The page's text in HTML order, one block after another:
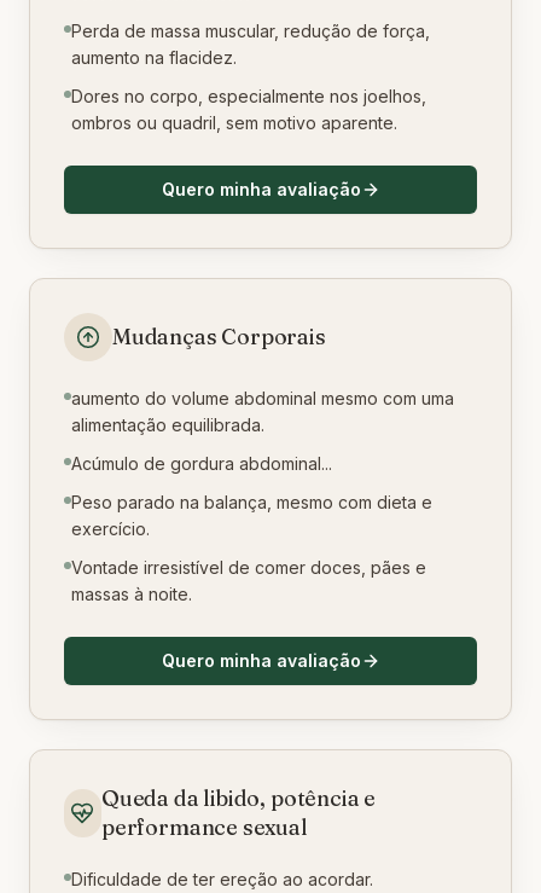
Perda de massa muscular, redução de força,
aumento na flacidez.
Dores no corpo, especialmente nos joelhos,
ombros ou quadril, sem motivo aparente.
Quero minha avaliação
Mudanças Corporais
aumento do volume abdominal mesmo com uma
alimentação equilibrada.
Acúmulo de gordura abdominal...
Peso parado na balança, mesmo com dieta e
exercício.
Vontade irresistível de comer doces, pães e
massas à noite.
Quero minha avaliação
Queda da libido, potência e
performance sexual
Dificuldade de ter ereção ao acordar.